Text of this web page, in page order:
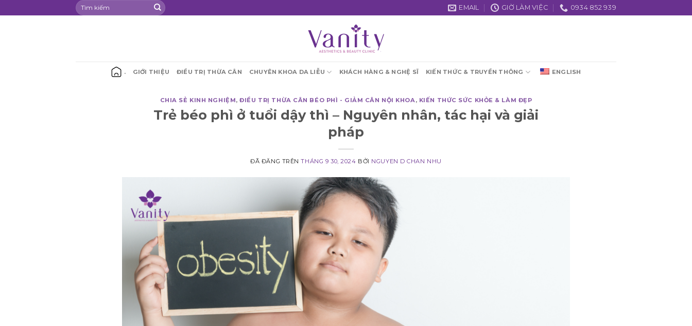
đến
EMAIL GIỜ LÀM VIỆC 0934 852 939
. GIỚI THIỆU ĐIỀU TRỊ THỪA CÂN CHUYÊN KHOA DA LIỄU KHÁCH HÀNG & NGHỆ SĨ KIẾN THỨC & TRUYỀN THÔNG ENGLISH
CHIA SẺ KINH NGHIỆM,ĐIỀU TRỊ THỪA CÂN BÉO PHÌ - GIẢM CÂN NỘI KHOA, KIẾN THỨC SỨC KHỎE & LÀM ĐẸP
Trẻ béo phì ở tuổi dậy thì – Nguyên nhân, tác hại và giải
pháp
ĐÃ ĐĂNG TRÊNTHÁNG 9 30, 2024 BỞI NGUYEN D CHAN NHU